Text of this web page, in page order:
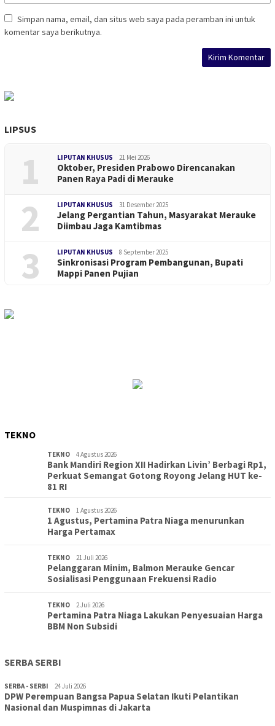
Simpan nama, email, dan situs web saya pada peramban ini untuk
komentar saya berikutnya.
LIPSUS
1 LIPUTAN KHUSUS 21 Mei 2026
Oktober, Presiden Prabowo Direncanakan
Panen Raya Padi di Merauke
2 LIPUTAN KHUSUS 31 Desember 2025
Jelang Pergantian Tahun, Masyarakat Merauke
Diimbau Jaga Kamtibmas
3 LIPUTAN KHUSUS 8 September 2025
Sinkronisasi Program Pembangunan, Bupati
Mappi Panen Pujian
TEKNO
TEKNO 4 Agustus 2026
Bank Mandiri Region XII Hadirkan Livin’ Berbagi Rp1,
Perkuat Semangat Gotong Royong Jelang HUT ke-
81 RI
TEKNO 1 Agustus 2026
1 Agustus, Pertamina Patra Niaga menurunkan
Harga Pertamax
TEKNO 21 Juli 2026
Pelanggaran Minim, Balmon Merauke Gencar
Sosialisasi Penggunaan Frekuensi Radio
TEKNO 2 Juli 2026
Pertamina Patra Niaga Lakukan Penyesuaian Harga
BBM Non Subsidi
SERBA SERBI
SERBA - SERBI 24 Juli 2026
DPW Perempuan Bangsa Papua Selatan Ikuti Pelantikan
Nasional dan Muspimnas di Jakarta
TOPIK 30 Juli 2026
Wujudkan Sekolah Adiwiyata:SD Inpres Polder Merauke